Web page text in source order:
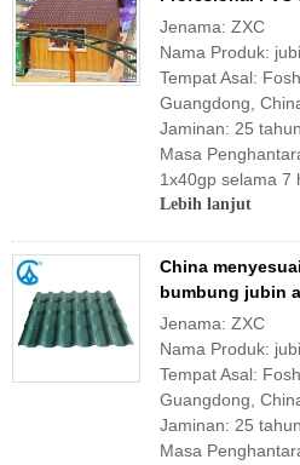
Jenama: ZXC
Nama Produk:
Tempat Asal:
Guangdong,
Jaminan: 25 tahun
Masa
1x40gp selama 7
Lebih lanjut
China
bumbung jubin
Jenama: ZXC
Nama Produk:
Tempat Asal:
Guangdong,
Jaminan: 25 tahun
Masa